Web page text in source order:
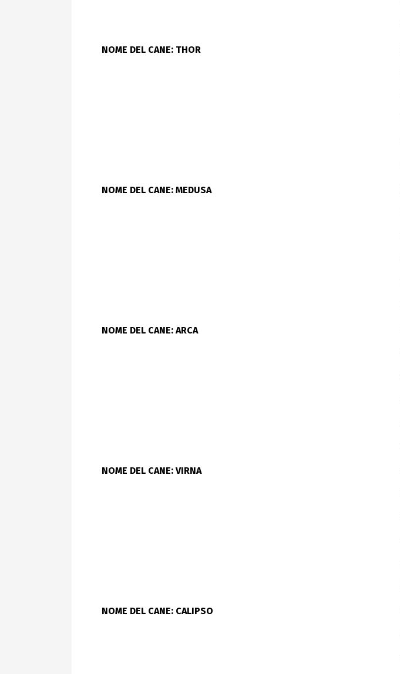
NOME DEL CANE: THOR
NOME DEL CANE: MEDUSA
NOME DEL CANE: ARCA
NOME DEL CANE: VIRNA
NOME DEL CANE: CALIPSO